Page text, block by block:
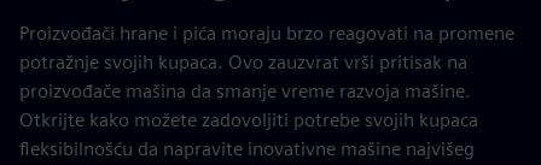
Proizvođači hrane i pića moraju brzo reagovati na promene
potražnje svojih kupaca. Ovo zauzvrat vrši pritisak na
proizvođače mašina da smanje vreme razvoja mašine.
Otkrijte kako možete zadovoljiti potrebe svojih kupaca
fleksibilnošću da napravite inovativne mašine najvišeg